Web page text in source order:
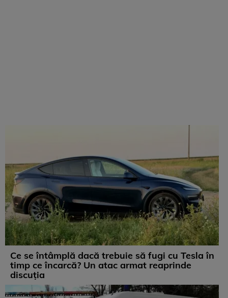
Ce se întâmplă dacă trebuie să fugi cu Tesla în
timp ce încarcă? Un atac armat reaprinde
discuția